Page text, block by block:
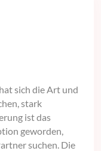
sich die Art und
stark
ist das
geworden,
suchen. Die